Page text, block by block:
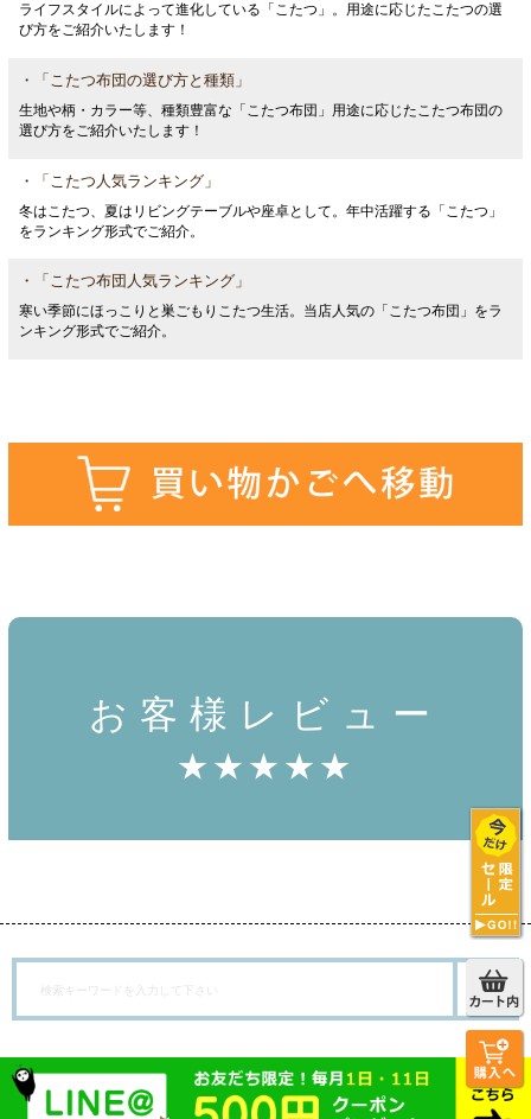
ライフスタイルによって進化している「こたつ」。用途に応じたこたつの選
び方をご紹介いたします！
・「こたつ布団の選び方と種類」
生地や柄・カラー等、種類豊富な「こたつ布団」用途に応じたこたつ布団の
選び方をご紹介いたします！
・「こたつ人気ランキング」
冬はこたつ、夏はリビングテーブルや座卓として。年中活躍する「こたつ」
をランキング形式でご紹介。
・「こたつ布団人気ランキング」
寒い季節にほっこりと巣ごもりこたつ生活。当店人気の「こたつ布団」をラ
ンキング形式でご紹介。
お客様レビュー
★★★★★